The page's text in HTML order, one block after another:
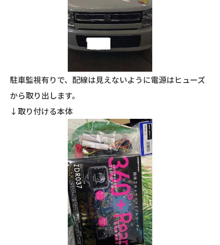
駐車監視有りで、配線は見えないように電源はヒューズ
から取り出します。
↓取り付ける本体